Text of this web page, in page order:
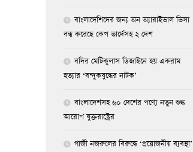
বাংলাদেশিদের জন্য অন অ্যারাইভাল ভিসা
বন্ধ করেছে কেপ ভার্দেসহ ২ দেশ
বদির মেটিকুলাস ডিজাইনে হয় একরাম
হত্যার ‘বন্দুকযুদ্ধের নাটক’
বাংলাদেশসহ ৬০ দেশের পণ্যে নতুন শুল্ক
আরোপ যুক্তরাষ্ট্রের
গাজী নজরুলের বিরুদ্ধে ‘প্রয়োজনীয় ব্যবস্থা’